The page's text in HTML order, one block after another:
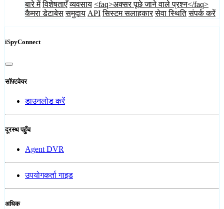
बारे में विशेषताएँ व्यवसाय <faq>अक्सर पूछे जाने वाले प्रश्न</faq>
कैमरा डेटाबेस समुदाय API सिस्टम सलाहकार सेवा स्थिति संपर्क करें
iSpyConnect
सॉफ़्टवेयर
डाउनलोड करें
दूरस्थ पहुँच
Agent DVR
उपयोगकर्ता गाइड
अधिक